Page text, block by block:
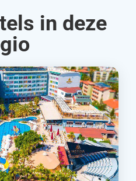
in deze